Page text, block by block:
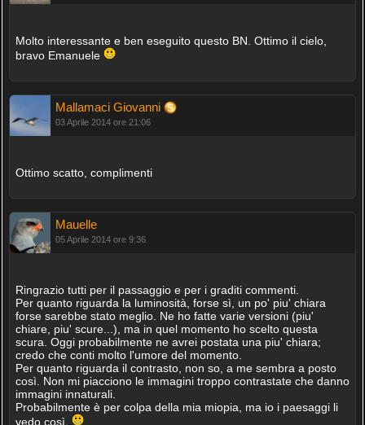
Molto interessante e ben eseguito questo BN. Ottimo il cielo,
bravo Emanuele
Mallamaci Giovanni
03 Aprile 2014 ore 21:06
Ottimo scatto, complimenti
Mauelle
05 Aprile 2014 ore 9:36
Ringrazio tutti per il passaggio e per i graditi commenti.
Per quanto riguarda la luminosità, forse sì, un po' piu' chiara
forse sarebbe stato meglio. Ne ho fatte varie versioni (piu'
chiare, piu' scure...), ma in quel momento ho scelto questa
scura. Oggi probabilmente ne avrei postata una piu' chiara;
credo che conti molto l'umore del momento.
Per quanto riguarda il contrasto, non so, a me sembra a posto
così. Non mi piacciono le immagini troppo contrastate che danno
immagini innaturali.
Probabilmente è per colpa della mia miopia, ma io i paesaggi li
vedo così.